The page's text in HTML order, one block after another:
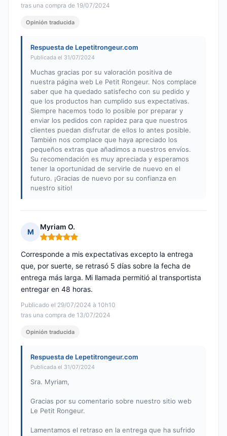
tras una compra de 19/07/2024
Opinión traducida
Respuesta de Lepetitrongeur.com
Publicada el 31/07/2024
Muchas gracias por su valoración positiva de
nuestra página web Le Petit Rongeur. Nos complace
saber que ha quedado satisfecho con su pedido y
que los productos han cumplido sus expectativas.
Siempre hacemos todo lo posible por preparar y
enviar los pedidos con rapidez para que nuestros
clientes puedan disfrutar de ellos lo antes posible.
También nos complace que haya apreciado los
pequeños extras que añadimos a nuestros envíos.
Su recomendación es muy apreciada y esperamos
tener la oportunidad de servirle de nuevo en el
futuro. ¡Gracias de nuevo por su confianza en
nuestro sitio!
M
Myriam O.
Nota: 5 de 5
Publicado el 29/07/2024 à 10h10
tras una compra de 13/07/2024
Corresponde a mis expectativas excepto la entrega
que, por suerte, se retrasó 5 días sobre la fecha de
entrega más larga. Mi llamada permitió al transportista
entregar en 48 horas.
Opinión traducida
Respuesta de Lepetitrongeur.com
Publicada el 31/07/2024
Sra. Myriam,
Gracias por su comentario sobre nuestro sitio web
Le Petit Rongeur.
Lamentamos el retraso en la entrega que ha sufrido